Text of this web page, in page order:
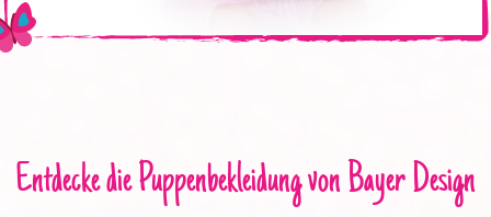
Entdecke die Puppenbekleidung von Bayer Design